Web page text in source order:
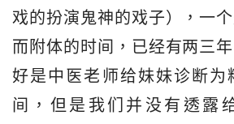
戏的扮演鬼神的戏子），一
而附体的时间，已经有两三
好是中医老师给妹妹诊断为
间，但是我们并没有透露